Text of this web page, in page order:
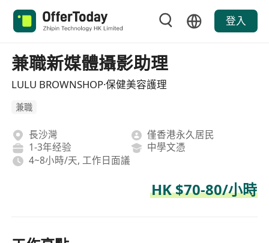
登入
兼職新媒體攝影助理
LULU BROWNSHOP·保健美容護理
兼職
長沙灣
僅香港永久居民
1-3年经验
中學文憑
4~8小時/天, 工作日面議
HK $70-80/小時